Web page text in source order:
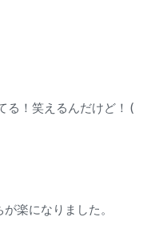
る！笑えるんだけど！ (
楽になりました。